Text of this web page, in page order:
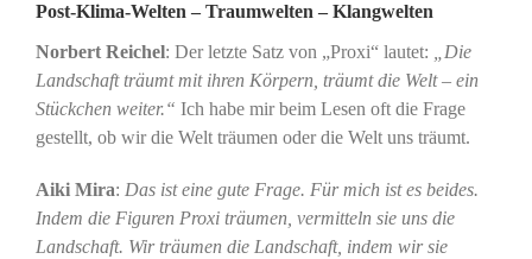
Post-Klima-Welten – Traumwelten – Klangwelten
Norbert Reichel: Der letzte Satz von „Proxi“ lautet:
„Die
Landschaft träumt mit ihren Körpern, träumt die Welt – ein
Stückchen weiter.“ Ich habe mir beim Lesen oft die Frage
gestellt, ob wir die Welt träumen oder die Welt uns träumt.
Aiki Mira: Das ist eine gute Frage. Für mich ist es beides.
Indem die Figuren Proxi träumen, vermitteln sie uns die
Landschaft. Wir träumen die Landschaft, indem wir sie